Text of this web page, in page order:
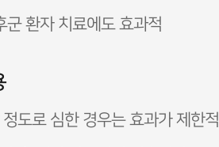
환자 치료에도 효과적
도로 심한 경우는 효과가 제한적